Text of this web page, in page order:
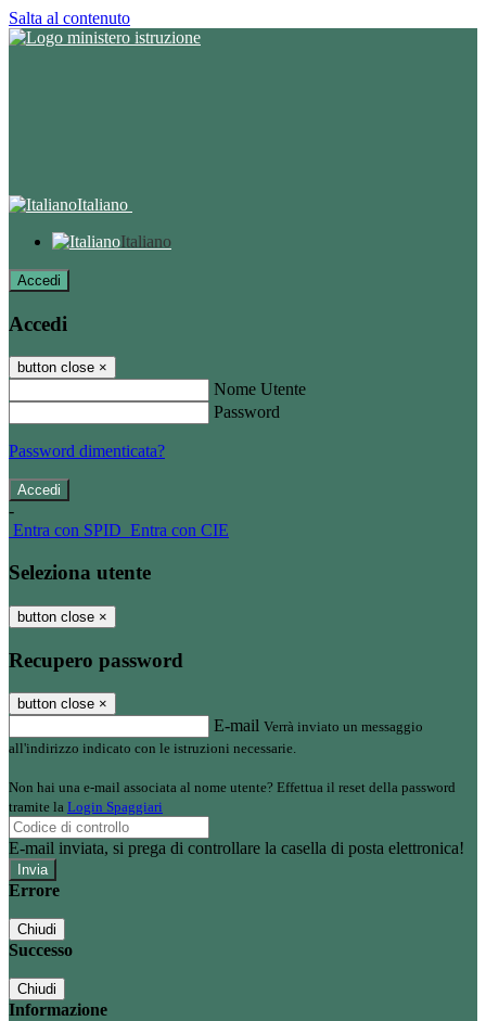
Salta al contenuto
Italiano
Italiano
Accedi
Accedi
button close ×
Nome Utente
Password
Password dimenticata?
-
Entra con SPID Entra con CIE
Seleziona utente
button close ×
Recupero password
button close ×
E-mail Verrà inviato un messaggio
all'indirizzo indicato con le istruzioni necessarie.
Non hai una e-mail associata al nome utente? Effettua il reset della password
tramite la Login Spaggiari
E-mail inviata, si prega di controllare la casella di posta elettronica!
Errore
Chiudi
Successo
Chiudi
Informazione